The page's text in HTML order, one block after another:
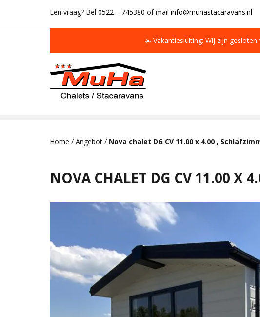
Een vraag? Bel 0522 – 745380 of mail info@muhastacaravans.nl
☀️ Vakantiesluiting: Wij zijn
Home / Angebot / Nova chalet DG CV 11.00 x 4.00 ,
NOVA CHALET DG CV 11.00 X